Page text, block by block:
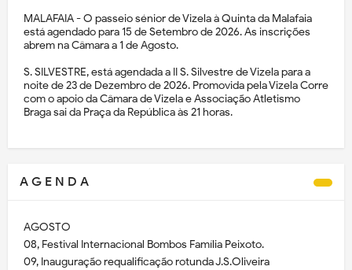
MALAFAIA - O passeio sénior de Vizela à Quinta da Malafaia
está agendado para 15 de Setembro de 2026. As inscrições
abrem na Câmara a 1 de Agosto.
S. SILVESTRE, está agendada a II S. Silvestre de Vizela para a
noite de 23 de Dezembro de 2026. Promovida pela Vizela Corre
com o apoio da Câmara de Vizela e Associação Atletismo
Braga sai da Praça da República às 21 horas.
A G E N D A
AGOSTO
08, Festival Internacional Bombos Família Peixoto.
09, Inauguração requalificação rotunda J.S.Oliveira